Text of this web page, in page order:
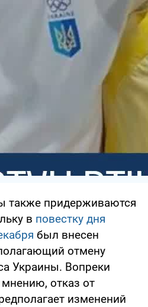
также придерживаются
в повестку дня
был внесен
отмену
Украины. Вопреки
отказ от
изменений